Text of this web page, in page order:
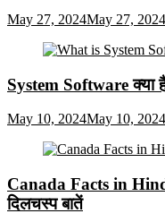
May 27, 2024May 27, 2024
System Software क्या
May 10, 2024May 10, 2024
Canada Facts in
दिलचस्प बातें